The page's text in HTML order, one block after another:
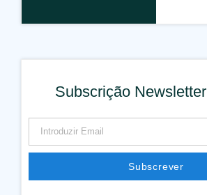
Subscrição Newsletter
Subscrever